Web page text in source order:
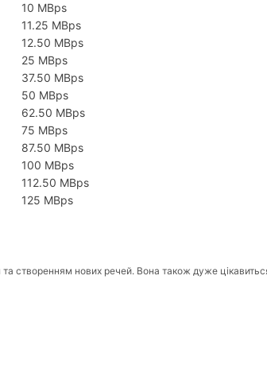
10 MBps
11.25 MBps
12.50 MBps
25 MBps
37.50 MBps
50 MBps
62.50 MBps
75 MBps
87.50 MBps
100 MBps
112.50 MBps
125 MBps
створенням нових речей. Вона також дуже